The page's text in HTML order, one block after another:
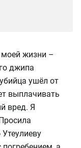
жизни –
джипа
ушёл от
выплачивать
вред. Я